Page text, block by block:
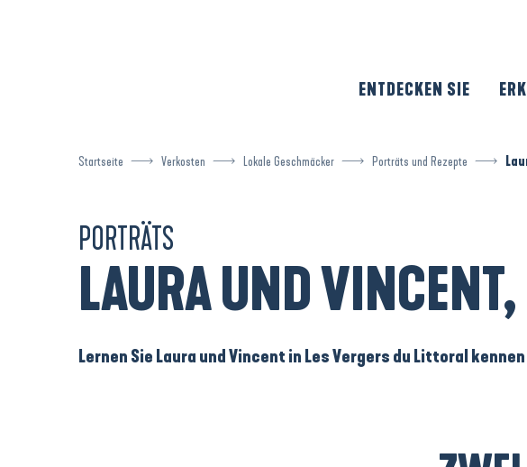
ENTDECKEN SIE
Startseite Verkosten Lokale Geschmäcker Porträts und Rezepte
PORTRÄTS
LAURA UND
Lernen Sie Laura und Vincent in Les Vergers du Littoral